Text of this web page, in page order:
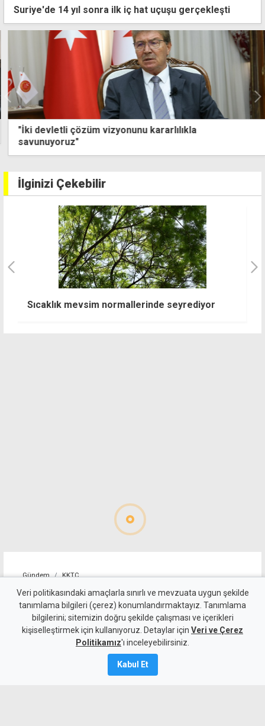
Suriye'de 14 yıl sonra ilk iç hat uçuşu gerçekleşti
"İki devletli çözüm vizyonunu kararlılıkla
savunuyoruz"
İlginizi Çekebilir
Sıcaklık mevsim normallerinde seyrediyor
Gündem KKTC
Geçitköy'deki ölümlü kazada
sürücüyü gizlemeye
çalıştılar: 4 kişi tutuklandı
Veri politikasındaki amaçlarla sınırlı ve mevzuata uygun şekilde
tanımlama bilgileri (çerez) konumlandırmaktayız. Tanımlama
bilgilerini; sitemizin doğru şekilde çalışması ve içerikleri
kişiselleştirmek için kullanıyoruz. Detaylar için Veri ve Çerez
Politikamız'ı inceleyebilirsiniz.
Kabul Et